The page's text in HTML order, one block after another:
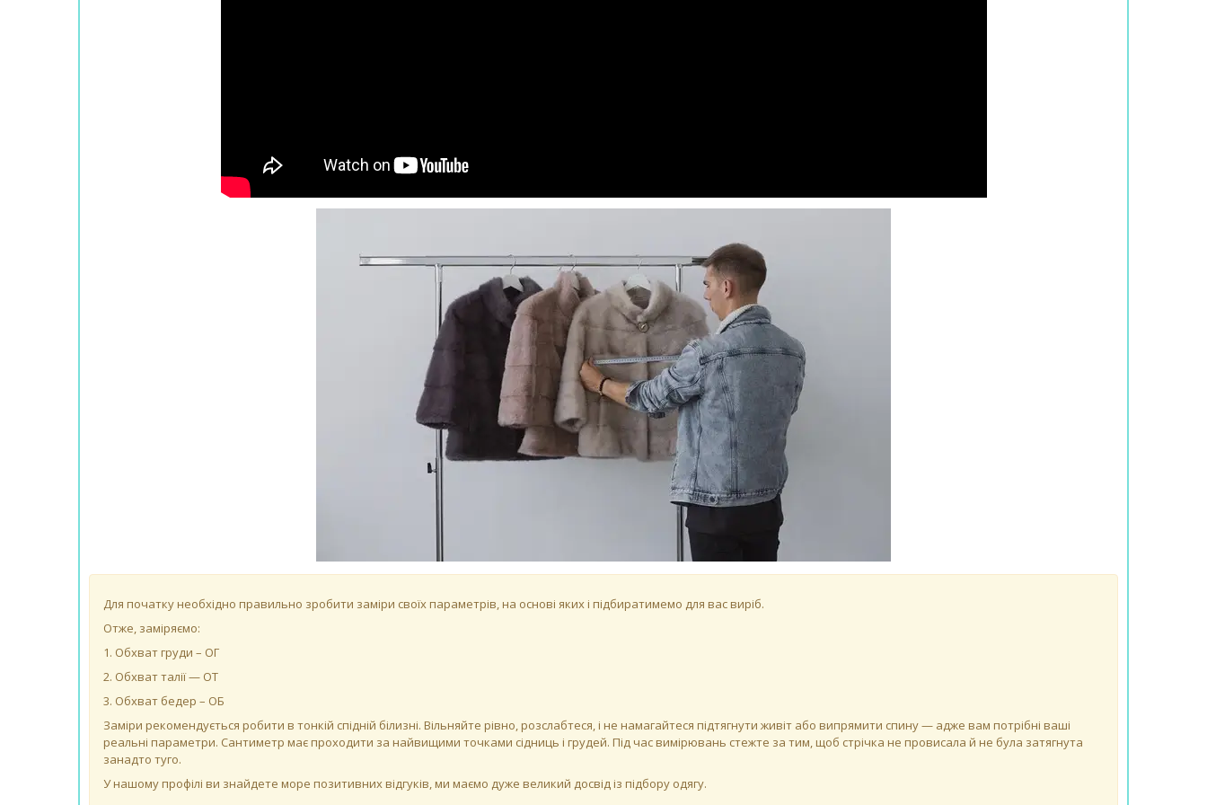
Для початку необхідно правильно зробити заміри своїх параметрів, на основі яких і підбиратимемо для вас виріб.
Отже, заміряємо:
1. Обхват груди – ОГ
2. Обхват талії — ОТ
3. Обхват бедер – ОБ
Заміри рекомендується робити в тонкій спідній білизні. Вільняйте рівно, розслабтеся, і не намагайтеся підтягнути живіт або випрямити спину — адже вам потрібні ваші
реальні параметри. Сантиметр має проходити за найвищими точками сідниць і грудей. Під час вимірювань стежте за тим, щоб стрічка не провисала й не була затягнута
занадто туго.
У нашому профілі ви знайдете море позитивних відгуків, ми маємо дуже великий досвід із підбору одягу.